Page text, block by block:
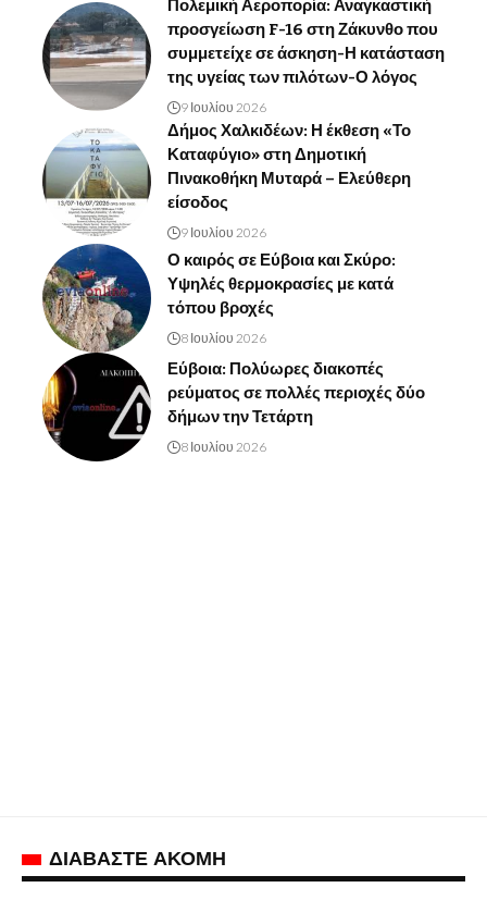
Πολεμική Αεροπορία: Αναγκαστική
προσγείωση F-16 στη Ζάκυνθο που
συμμετείχε σε άσκηση-Η κατάσταση
της υγείας των πιλότων-Ο λόγος
9 Ιουλίου 2026
Δήμος Χαλκιδέων: Η έκθεση «Το
Καταφύγιο» στη Δημοτική
Πινακοθήκη Μυταρά – Ελεύθερη
είσοδος
9 Ιουλίου 2026
Ο καιρός σε Εύβοια και Σκύρο:
Υψηλές θερμοκρασίες με κατά
τόπου βροχές
8 Ιουλίου 2026
Εύβοια: Πολύωρες διακοπές
ρεύματος σε πολλές περιοχές δύο
δήμων την Τετάρτη
8 Ιουλίου 2026
ΔΙΑΒΑΣΤΕ ΑΚΟΜΗ